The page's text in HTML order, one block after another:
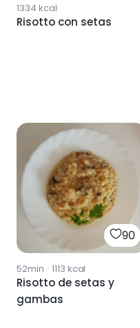
1334 kcal
Risotto con setas
90
52min · 1113 kcal
Risotto de setas y
gambas